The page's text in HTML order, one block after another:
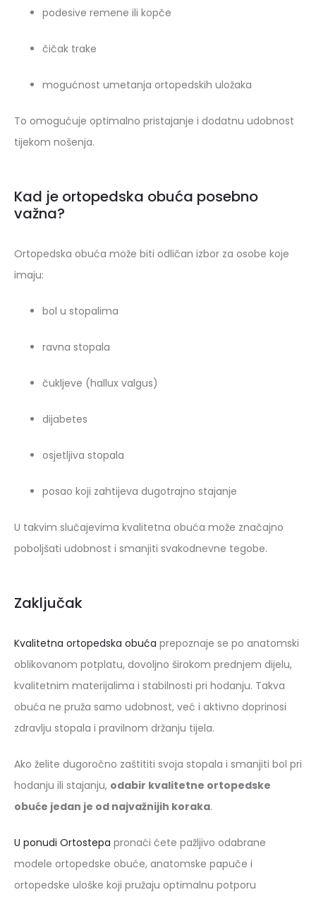
podesive remene ili kopče
čičak trake
mogućnost umetanja ortopedskih uložaka
To omogućuje optimalno pristajanje i dodatnu udobnost
tijekom nošenja.
Kad je ortopedska obuća posebno
važna?
Ortopedska obuća može biti odličan izbor za osobe koje
imaju:
bol u stopalima
ravna stopala
čukljeve (hallux valgus)
dijabetes
osjetljiva stopala
posao koji zahtijeva dugotrajno stajanje
U takvim slučajevima kvalitetna obuća može značajno
poboljšati udobnost i smanjiti svakodnevne tegobe.
Zaključak
Kvalitetna ortopedska obuća prepoznaje se po anatomski
oblikovanom potplatu, dovoljno širokom prednjem dijelu,
kvalitetnim materijalima i stabilnosti pri hodanju. Takva
obuća ne pruža samo udobnost, već i aktivno doprinosi
zdravlju stopala i pravilnom držanju tijela.
Ako želite dugoročno zaštititi svoja stopala i smanjiti bol pri
hodanju ili stajanju, odabir kvalitetne ortopedske
obuće jedan je od najvažnijih koraka.
U ponudi Ortostepa pronaći ćete pažljivo odabrane
modele ortopedske obuće, anatomske papuče i
ortopedske uloške koji pružaju optimalnu potporu